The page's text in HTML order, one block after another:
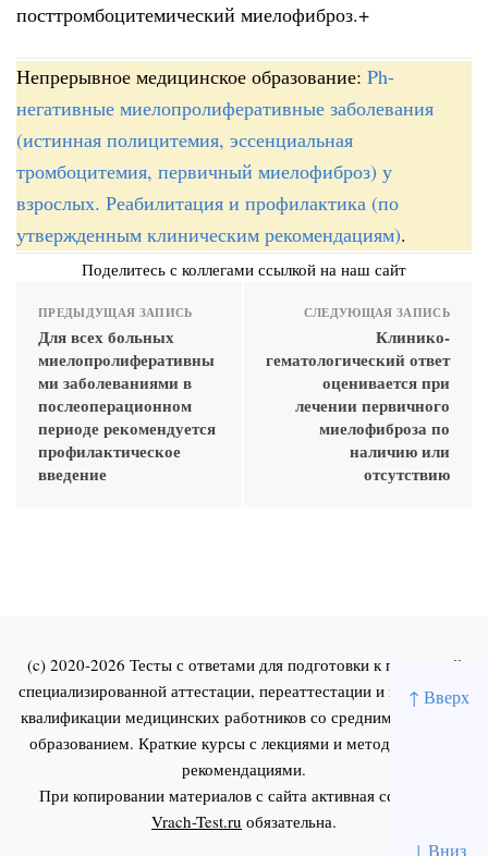
↑ Вверх
↓ Вниз
посттромбоцитемический миелофиброз.+
Непрерывное медицинское образование: Ph-
негативные миелопролиферативные заболевания
(истинная полицитемия, эссенциальная
тромбоцитемия, первичный миелофиброз) у
взрослых. Реабилитация и профилактика (по
утвержденным клиническим рекомендациям).
Поделитесь с коллегами ссылкой на наш сайт
ПРЕДЫДУЩАЯ ЗАПИСЬ
Для всех больных
миелопролиферативны
ми заболеваниями в
послеоперационном
периоде рекомендуется
профилактическое
введение
СЛЕДУЮЩАЯ ЗАПИСЬ
Клинико-
гематологический ответ
оценивается при
лечении первичного
миелофиброза по
наличию или
отсутствию
(c) 2020-2026 Тесты с ответами для подготовки к первичной
специализированной аттестации, переаттестации и повышения
квалификации медицинских работников со средним и высшим
образованием. Краткие курсы с лекциями и методическими
рекомендациями.
При копировании материалов с сайта активная ссылка на
Vrach-Test.ru обязательна.